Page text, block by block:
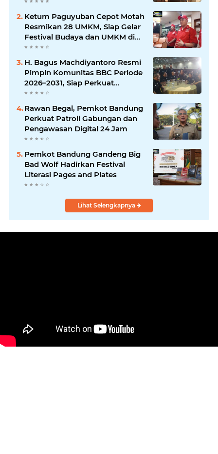
Ketum Paguyuban Cepot Motah
Resmikan 28 UMKM, Siap Gelar
Festival Budaya dan UMKM di
Jalan Braga
H. Bagus Machdiyantoro Resmi
Pimpin Komunitas BBC Periode
2026–2031, Siap Perkuat
Solidaritas dan Hadirkan
Program Nyata untuk
Masyarakat
Rawan Begal, Pemkot Bandung
Perkuat Patroli Gabungan dan
Pengawasan Digital 24 Jam
Pemkot Bandung Gandeng Big
Bad Wolf Hadirkan Festival
Literasi Pages and Plates
Lihat Selengkapnya